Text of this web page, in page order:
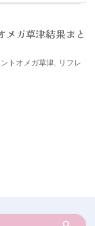
メガ草津結果まと
トオメガ草津
リフレ